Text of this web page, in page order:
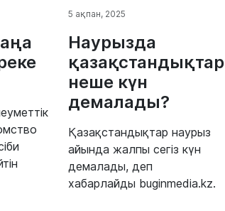
5 ақпан, 2025
Наурызда
қазақстандықтар
неше күн
демалады?
Қазақстандықтар наурыз
айында жалпы сегіз күн
демалады, деп
хабарлайды buginmedia.kz.